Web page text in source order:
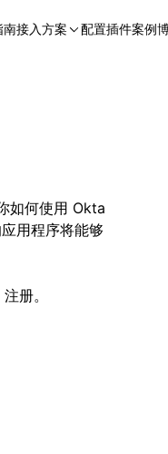
南接入方案 配置插件案例
如何使用 Okta
用程序将能够
册。